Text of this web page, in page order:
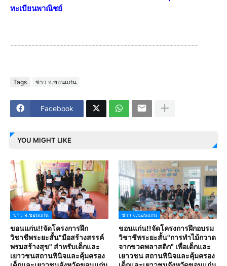
ทะเบียนพาณิชย์
-----------------------------------------------------
Tags ข่าว จ.ขอนแก่น
Facebook
YOU MIGHT LIKE
ข่าว จ.ขอนแก่น
ขอนแก่น!!จัดโครงการฝึก
วิชาชีพระยะสั้น"มือสร้างสรรค์
พรมสร้างสุข" สำหรับเด็กและ
เยาวชนสถานพินิจและคุ้มครอง
ข่าว จ.ขอนแก่น
ขอนแก่น!!จัดโครงการฝึกอบรม
วิชาชีพระยะสั้น"การทำไม้กวาด
จากขวดพลาสติก" เพื่อเด็กและ
เยาวชน สถานพินิจและคุ้มครอง